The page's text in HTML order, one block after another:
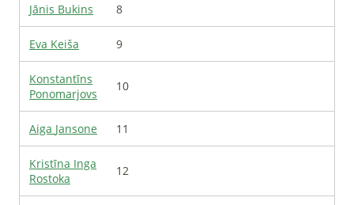
Jānis Bukins 8
Eva Keiša 9
Konstantīns
Ponomarjovs
10
Aiga Jansone 11
Kristīna Inga
Rostoka
12